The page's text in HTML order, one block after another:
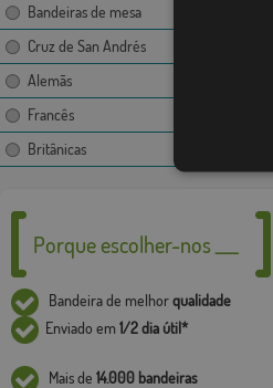
Bandeiras de mesa
Cruz de San Andrés
Alemãs
Francês
Britânicas
Porque escolher-nos ___
Bandeira de melhorqualidade
Enviado em1/2 dia útil*
Mais de 14.000 bandeiras